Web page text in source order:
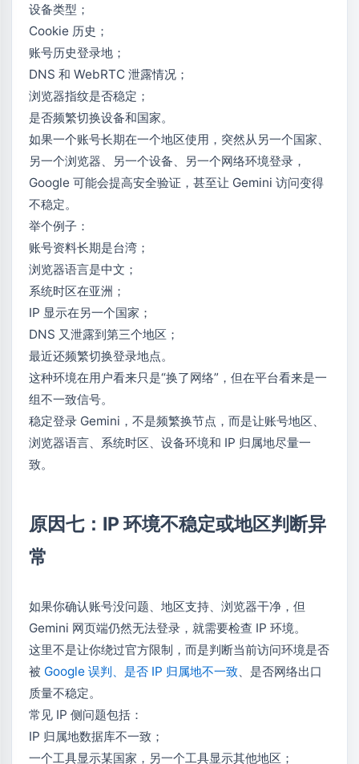
设备类型；
Cookie 历史；
账号历史登录地；
DNS 和 WebRTC 泄露情况；
浏览器指纹是否稳定；
是否频繁切换设备和国家。
如果一个账号长期在一个地区使用，突然从另一个国家、
另一个浏览器、另一个设备、另一个网络环境登录，
Google 可能会提高安全验证，甚至让 Gemini 访问变得
不稳定。
举个例子：
账号资料长期是台湾；
浏览器语言是中文；
系统时区在亚洲；
IP 显示在另一个国家；
DNS 又泄露到第三个地区；
最近还频繁切换登录地点。
这种环境在用户看来只是“换了网络”，但在平台看来是一
组不一致信号。
稳定登录 Gemini，不是频繁换节点，而是让账号地区、
浏览器语言、系统时区、设备环境和 IP 归属地尽量一
致。
原因七：IP 环境不稳定或地区判断异
常
如果你确认账号没问题、地区支持、浏览器干净，但
Gemini 网页端仍然无法登录，就需要检查 IP 环境。
这里不是让你绕过官方限制，而是判断当前访问环境是否
被 Google 误判、是否 IP 归属地不一致 、是否网络出口
质量不稳定。
常见 IP 侧问题包括：
IP 归属地数据库不一致；
一个工具显示某国家，另一个工具显示其他地区；